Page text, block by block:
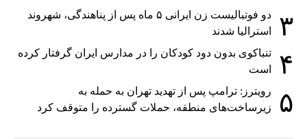
۳
دو فوتبالیست زن ایرانی ۵ ماه پس از پناهندگی، شهروند
استرالیا شدند
۴
تنباکوی بدون دود کودکان را در مدارس ایران گرفتار کرده
است
۵
رویترز: ترامپ پس از تهدید تهران به حمله به
زیرساخت‌های منطقه، حملات گسترده را متوقف کرد